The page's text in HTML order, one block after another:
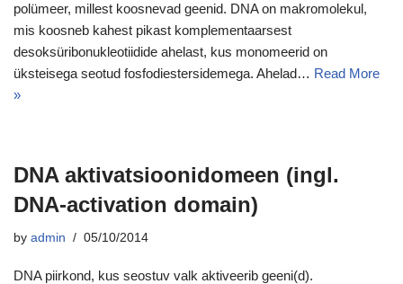
polümeer, millest koosnevad geenid. DNA on makromolekul,
mis koosneb kahest pikast komplementaarsest
desoksüribonukleotiidide ahelast, kus monomeerid on
üksteisega seotud fosfodiestersidemega. Ahelad… Read More
»
DNA aktivatsioonidomeen (ingl.
DNA-activation domain)
by admin 05/10/2014
DNA piirkond, kus seostuv valk aktiveerib geeni(d).